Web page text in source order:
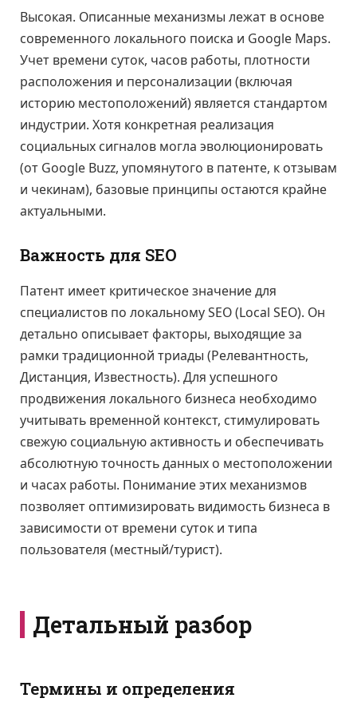
Высокая. Описанные механизмы лежат в основе
современного локального поиска и Google Maps.
Учет времени суток, часов работы, плотности
расположения и персонализации (включая
историю местоположений) является стандартом
индустрии. Хотя конкретная реализация
социальных сигналов могла эволюционировать
(от Google Buzz, упомянутого в патенте, к отзывам
и чекинам), базовые принципы остаются крайне
актуальными.
Важность для SEO
Патент имеет критическое значение для
специалистов по локальному SEO (Local SEO). Он
детально описывает факторы, выходящие за
рамки традиционной триады (Релевантность,
Дистанция, Известность). Для успешного
продвижения локального бизнеса необходимо
учитывать временной контекст, стимулировать
свежую социальную активность и обеспечивать
абсолютную точность данных о местоположении
и часах работы. Понимание этих механизмов
позволяет оптимизировать видимость бизнеса в
зависимости от времени суток и типа
пользователя (местный/турист).
Детальный разбор
Термины и определения